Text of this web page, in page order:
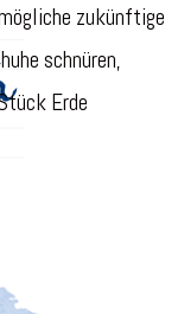
zukünftige
schnüren,
Erde